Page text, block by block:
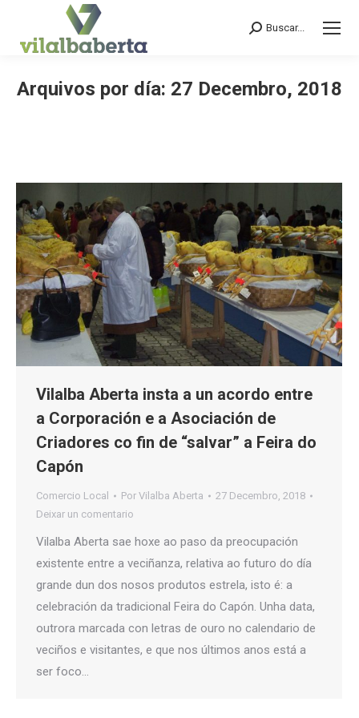
Search:
Buscar...
Arquivos por día: 27 Decembro, 2018
Vilalba Aberta insta a un acordo entre
a Corporación e a Asociación de
Criadores co fin de “salvar” a Feira do
Capón
Comercio Local Por Vilalba Aberta
27 Decembro, 2018
Deixar un comentario
Vilalba Aberta sae hoxe ao paso da preocupación
existente entre a veciñanza, relativa ao futuro do día
grande dun dos nosos produtos estrela, isto é: a
celebración da tradicional Feira do Capón. Unha data,
outrora marcada con letras de ouro no calendario de
veciños e visitantes, e que nos últimos anos está a
ser foco…